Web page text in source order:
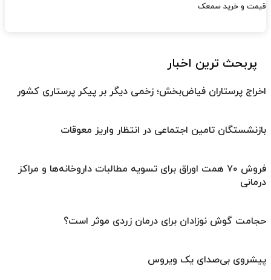
قیمت و خرید سمعک
پربحث ترین اخبار
اخراج پرستاران فیاض‌بخش؛ زخمی دیگر بر پیکر پرستاری کشور
بازنشستگان تامین اجتماعی در انتظار واریز معوقات
فروش ۷۰ همت اوراق برای تسویه مطالبات داروخانه‌ها و مراکز
درمانی
حجامت گوش نوزادان برای درمان زردی موثر است؟
پیشروی بی‌صدای یک ویروس